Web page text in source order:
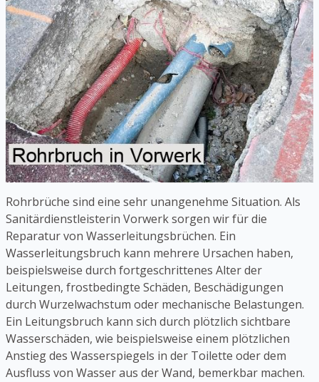
Rohrbrüche sind eine sehr unangenehme Situation. Als
Sanitärdienstleisterin Vorwerk sorgen wir für die
Reparatur von Wasserleitungsbrüchen. Ein
Wasserleitungsbruch kann mehrere Ursachen haben,
beispielsweise durch fortgeschrittenes Alter der
Leitungen, frostbedingte Schäden, Beschädigungen
durch Wurzelwachstum oder mechanische Belastungen.
Ein Leitungsbruch kann sich durch plötzlich sichtbare
Wasserschäden, wie beispielsweise einem plötzlichen
Anstieg des Wasserspiegels in der Toilette oder dem
Ausfluss von Wasser aus der Wand, bemerkbar machen.